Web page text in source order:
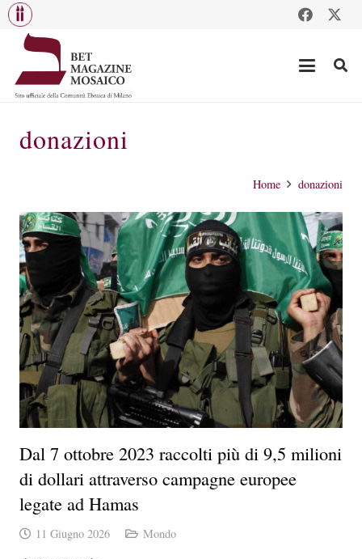
donazioni
Home donazioni
Dal 7 ottobre 2023 raccolti più di 9,5 milioni
di dollari attraverso campagne europee
legate ad Hamas
11 Giugno 2026 Mondo